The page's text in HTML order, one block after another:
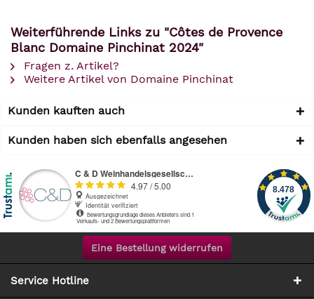
Weiterführende Links zu "Côtes de Provence
Blanc Domaine Pinchinat 2024"
Fragen z. Artikel?
Weitere Artikel von Domaine Pinchinat
Kunden kauften auch
Kunden haben sich ebenfalls angesehen
Eine Bestellung widerrufen
Service Hotline